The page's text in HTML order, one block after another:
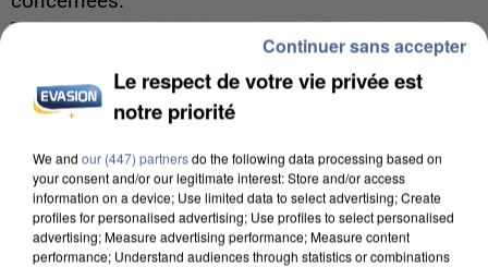
Le respect de votre vie privée est
notre priorité
We and our (447) partnersdo the following data processing based on
your consent and/or our legitimate interest: Store and/or access
information on a device; Use limited data to select advertising; Create
profiles for personalised advertising; Use profiles to select personalised
advertising; Measure advertising performance; Measure content
performance; Understand audiences through statistics or combinations
Continuer sans accepter